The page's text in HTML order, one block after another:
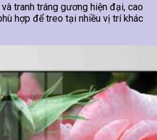
tranh tráng gương hiện đại, cao
hợp để treo tại nhiều vị trí khác